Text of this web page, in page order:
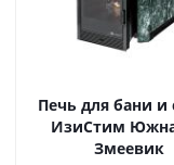
Печь для бани и
ИзиСтим
Змеевик